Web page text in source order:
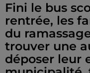
Fini le bus
rentrée, les
du
trouver une
déposer leur